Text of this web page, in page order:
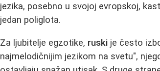
jezika, posebno u svojoj evropskoj,
jedan poliglota.
Za ljubitelje egzotike, ruski je često
najmelodičnijim jezikom na svetu",